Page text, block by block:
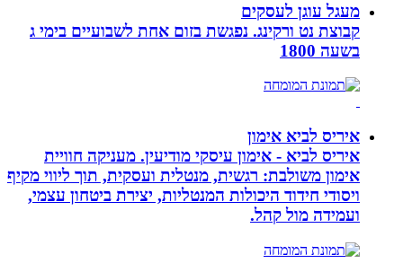
מעגל עוגן לעסקים
קבוצת נט ורקינג. נפגשת בזום אחת לשבועיים בימי ג
בשעה 1800
איריס לביא אימון
איריס לביא - אימון עיסקי מודיעין. מעניקה חוויית
אימון משולבת: רגשית, מנטלית ועסקית, תוך ליווי מקיף
ויסודי חידוד היכולות המנטליות, יצירת ביטחון עצמי,
ועמידה מול קהל.